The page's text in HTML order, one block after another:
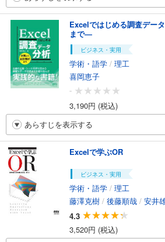
Excelではじめる調査デー
まで―
ビジネス・実用
学術・語学 / 理工
喜岡恵子
-
3,190円 (税込)
あらすじを表示する
Excelで学ぶOR
ビジネス・実用
学術・語学 / 理工
藤澤克樹 / 後藤順哉 / 安井
4.3
3,520円 (税込)